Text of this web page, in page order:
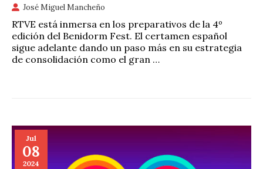
José Miguel Mancheño
RTVE está inmersa en los preparativos de la 4º
edición del Benidorm Fest. El certamen español
sigue adelante dando un paso más en su estrategia
de consolidación como el gran …
Jul
08
2024